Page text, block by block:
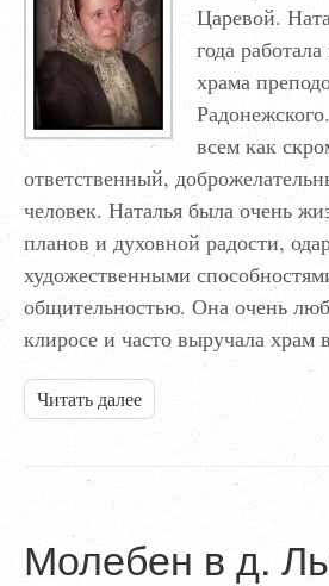
Царевой.
года
храма
всем как
ответственный,
человек. Наталья была очень
планов и духовной радости,
художественными
общительностью. Она очень
клиросе и часто выручала храм
Читать далее
Молебен в д.